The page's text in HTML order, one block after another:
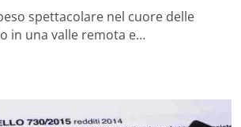
spettacolare nel cuore delle
in una valle remota e…